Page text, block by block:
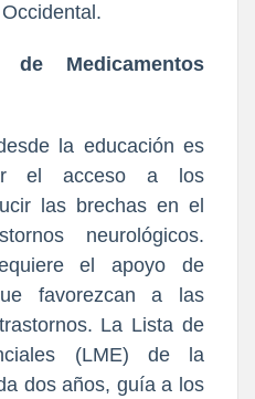
Medicamentos
la educación es
el acceso a los
las brechas en el
neurológicos.
el apoyo de
favorezcan a las
La Lista de
(LME) de la
dos años, guía a los